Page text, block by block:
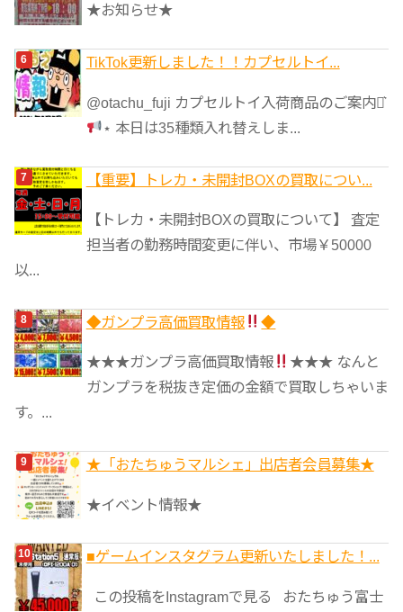
★お知らせ★
TikTok更新しました！！カプセルトイ...
@otachu_fuji カプセルトイ入荷商品のご案内⋆͛
⋆ 本日は35種類入れ替えしま...
【重要】トレカ・未開封BOXの買取につい...
【トレカ・未開封BOXの買取について】 査定
担当者の勤務時間変更に伴い、市場￥50000
以...
◆ガンプラ高価買取情報 ◆
★★★ガンプラ高価買取情報
★★★ なんと
ガンプラを税抜き定価の金額で買取しちゃいま
す。...
★「おたちゅうマルシェ」出店者会員募集★
★イベント情報★
■ゲームインスタグラム更新いたしました！...
この投稿をInstagramで見る おたちゅう富士